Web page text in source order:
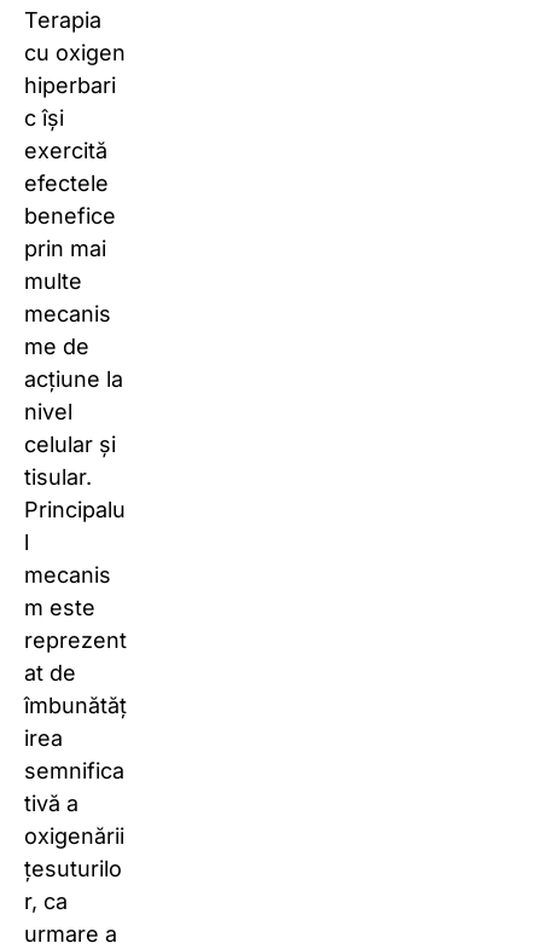
Terapia
cu oxigen
hiperbari
c își
exercită
efectele
benefice
prin mai
multe
mecanis
me de
acțiune la
nivel
celular și
tisular.
Principalu
l
mecanis
m este
reprezent
at de
îmbunătăț
irea
semnifica
tivă a
oxigenării
țesuturilo
r, ca
urmare a